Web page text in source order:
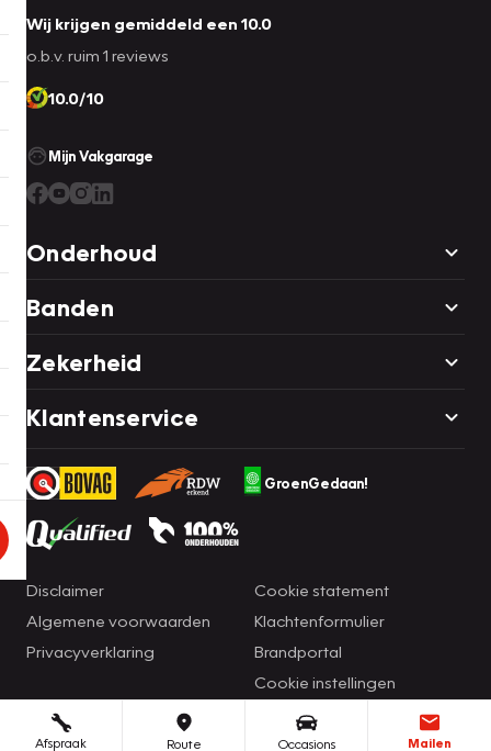
Afspraak Route Occasions Mailen
Wij krijgen gemiddeld een 10.0
o.b.v. ruim 1 reviews
10.0/10
Mijn Vakgarage
Onderhoud
Banden
Zekerheid
Klantenservice
GroenGedaan!
Disclaimer
Algemene voorwaarden
Privacyverklaring
Cookie statement
Klachtenformulier
Brandportal
Cookie instellingen